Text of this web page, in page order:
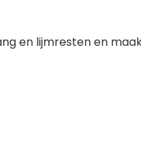
en lijmresten en